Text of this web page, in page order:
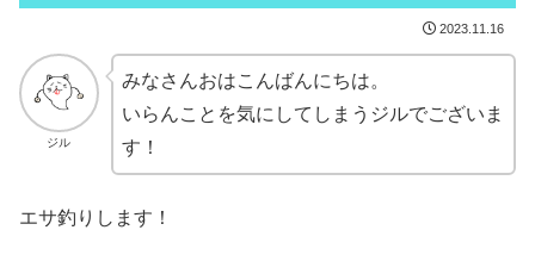
2023.11.16
ジル
みなさんおはこんばんにちは。
いらんことを気にしてしまうジルでございま
す！
エサ釣りします！